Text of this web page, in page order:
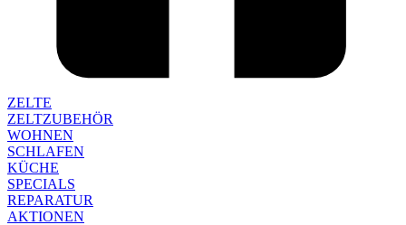
ZELTE
ZELTZUBEHÖR
WOHNEN
SCHLAFEN
KÜCHE
SPECIALS
REPARATUR
AKTIONEN